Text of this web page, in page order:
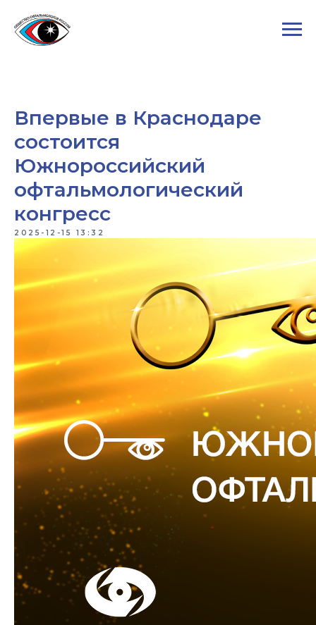
Впервые в Краснодаре
состоится
Южнороссийский
офтальмологический
конгресс
2025-12-15 13:32